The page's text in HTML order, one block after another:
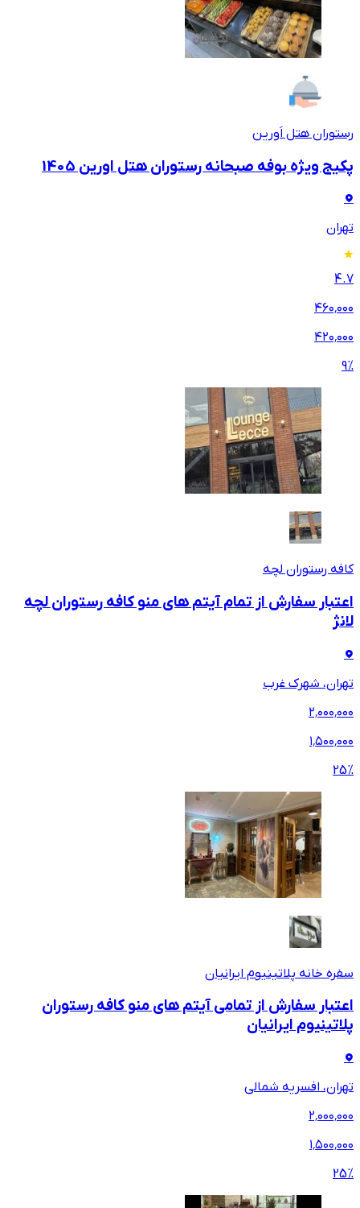
رستوران هتل اَورین
پکیج ویژه بوفه صبحانه رستوران هتل اورین 1405
تهران
4.7
۴۶۰٬۰۰۰
۴۲۰٬۰۰۰
9%
کافه رستوران لچه
اعتبار سفارش از تمام آیتم های منو کافه رستوران لچه
لانژ
تهران، شهرک غرب
۲٬۰۰۰٬۰۰۰
۱٬۵۰۰٬۰۰۰
25%
سفره خانه پلاتینیوم ایرانیان
اعتبار سفارش از تمامی آیتم های منو کافه رستوران
پلاتینیوم ایرانیان
تهران، افسریه شمالی
۲٬۰۰۰٬۰۰۰
۱٬۵۰۰٬۰۰۰
25%